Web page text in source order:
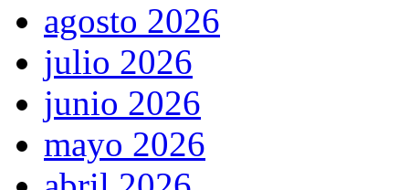
agosto 2026
julio 2026
junio 2026
mayo 2026